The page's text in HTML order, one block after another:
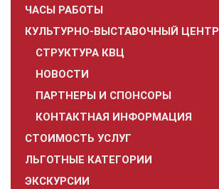
ЧАСЫ РАБОТЫ
КУЛЬТУРНО-ВЫСТАВОЧНЫЙ ЦЕНТР
СТРУКТУРА КВЦ
НОВОСТИ
ПАРТНЕРЫ И СПОНСОРЫ
КОНТАКТНАЯ ИНФОРМАЦИЯ
СТОИМОСТЬ УСЛУГ
ЛЬГОТНЫЕ КАТЕГОРИИ
ЭКСКУРСИИ